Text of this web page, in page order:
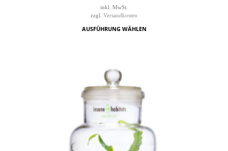
inkl. MwSt.
zzgl. Versandkosten
AUSFÜHRUNG WÄHLEN